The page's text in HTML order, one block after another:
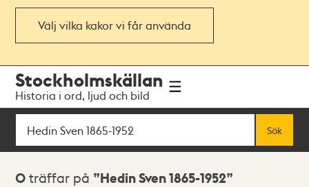
Välj vilka kakor vi får använda
navigationen
huvudinnehållet
Stockholmskällan
Historia i ord, ljud och bild
Sök
Sök
Sökresultat
0 träffar på Hedin Sven 1865-1952